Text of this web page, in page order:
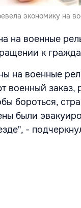
экономику на
на военные
к
на военные
военный
бороться,
были
-